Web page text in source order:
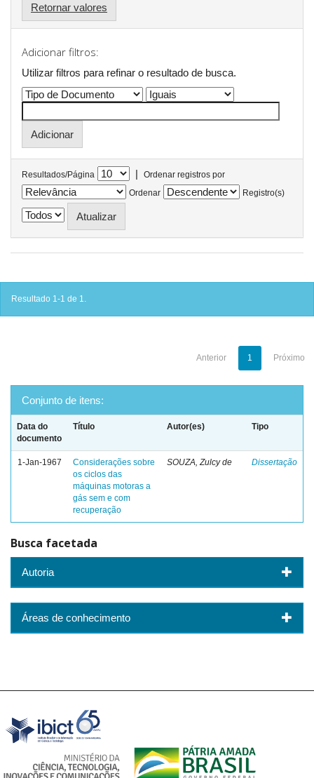
Retornar valores
Adicionar filtros:
Utilizar filtros para refinar o resultado de busca.
Resultados/Página |
Ordenar registros por
Ordenar
Registro(s)
Resultado 1-1 de 1.
Anterior 1 Próximo
Conjunto de itens:
Data do
documento
Título Autor(es) Tipo
1-Jan-1967
Considerações sobre
os ciclos das
máquinas motoras a
gás sem e com
recuperação
SOUZA, Zulcy de Dissertação
Busca facetada
Autoria
Áreas de conhecimento